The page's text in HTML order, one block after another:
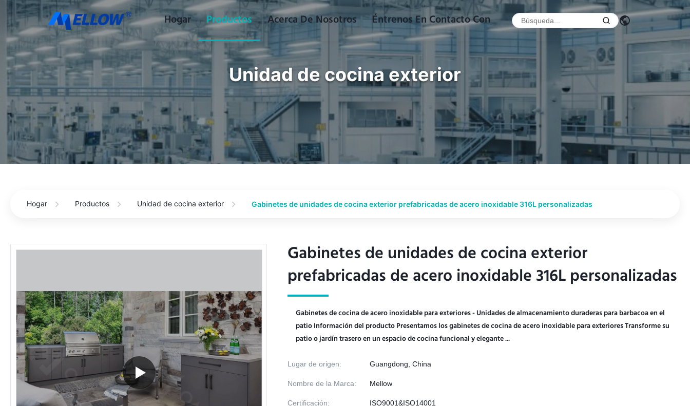
Hogar Productos Acerca De Nosotros Éntrenos En Contacto Con
Unidad de cocina exterior
Hogar Productos Unidad de cocina exterior Gabinetes de unidades de cocina exterior prefabricadas de acero inoxidable 316L personalizadas
Gabinetes de unidades de cocina exterior
prefabricadas de acero inoxidable 316L personalizadas
Gabinetes de unidades de cocina exterior
prefabricadas de acero inoxidable 316L personalizadas
Gabinetes de cocina de acero inoxidable para exteriores - Unidades de almacenamiento duraderas para barbacoa en el
patio Información del producto Presentamos los gabinetes de cocina de acero inoxidable para exteriores Transforme su
patio o jardín trasero en un espacio de cocina funcional y elegante ...
Lugar de origen: Guangdong, China
Nombre de la Marca: Mellow
Certificación: ISO9001&ISO14001